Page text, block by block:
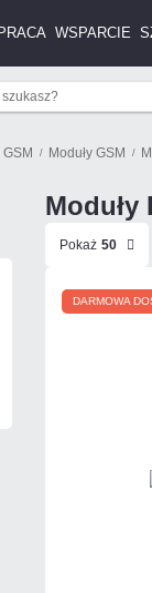
WSPARCIE
Moduły GSM
Moduły
Pokaż 50
DARMOWA